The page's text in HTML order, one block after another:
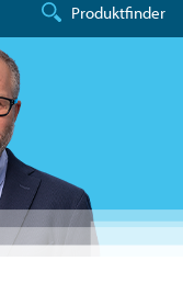
Produktfinder